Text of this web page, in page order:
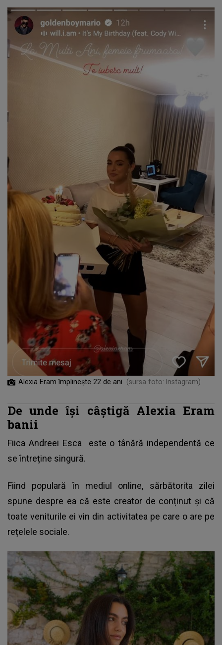
Alexia Eram împlinește 22 de ani (sursa foto: Instagram)
De unde își câștigă Alexia Eram
banii
Fiica Andreei Esca
este o tânără independentă ce
se întreține singură.
Fiind populară în mediul online, sărbătorita zilei
spune despre ea că este creator de conținut și că
toate veniturile ei vin din activitatea pe care o are pe
rețelele sociale.